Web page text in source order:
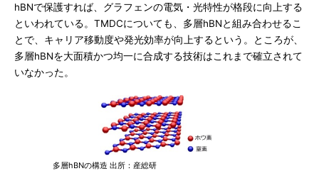
hBNで保護すれば、グラフェンの電気・光特性が格段に向上する
といわれている。TMDCについても、多層hBNと組み合わせるこ
とで、キャリア移動度や発光効率が向上するという。ところが、
多層hBNを大面積かつ均一に合成する技術はこれまで確立されて
いなかった。
多層hBNの構造 出所：産総研